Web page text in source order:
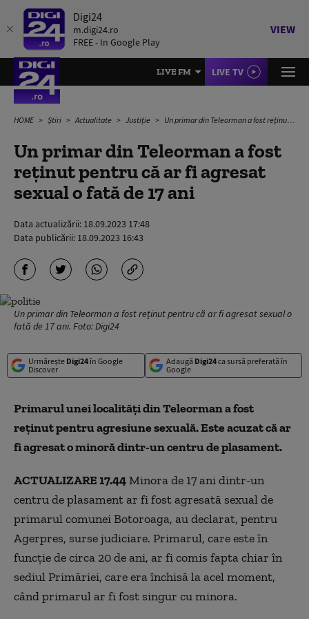
Digi24
m.digi24.ro
FREE - In Google Play
VIEW
LIVE FM LIVE TV
HOME Știri Actualitate Justiție Un primar din Teleorman a fost reținut pentru că ar fi agresat sexual o fată de 17 ani
Un primar din Teleorman a fost
reținut pentru că ar fi agresat
sexual o fată de 17 ani
Data actualizării: 18.09.2023 17:48
Data publicării: 18.09.2023 16:43
Un primar din Teleorman a fost reținut pentru că ar fi agresat sexual o
fată de 17 ani. Foto: Digi24
Urmărește Digi24în Google
Discover
Adaugă Digi24ca sursă preferată în
Google
Primarul unei localități din Teleorman a fost
reținut pentru agresiune sexuală. Este acuzat că ar
fi agresat o minoră dintr-un centru de plasament.
ACTUALIZARE 17.44Minora de 17 ani dintr-un
centru de plasament ar fi fost agresată sexual de
primarul comunei Botoroaga, au declarat, pentru
Agerpres, surse judiciare. Primarul, care este în
funcţie de circa 20 de ani, ar fi comis fapta chiar în
sediul Primăriei, care era închisă la acel moment,
când primarul ar fi fost singur cu minora.